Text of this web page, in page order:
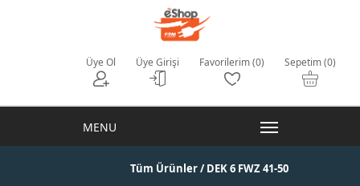
Üye Ol Üye Girişi Favorilerim (0) Sepetim (0)
Tüm Ürünler/ DEK 6 FWZ 41-50